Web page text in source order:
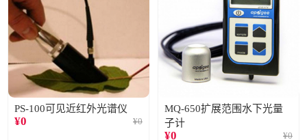
PS-100可见近红外光谱仪
¥0 ¥0
MQ-650扩展范围水下光量
子计
¥0 ¥0